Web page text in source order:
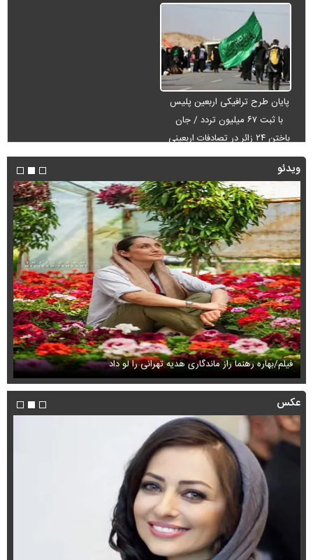
پایان طرح ترافیکی اربعین پلیس
با ثبت ۶۷ میلیون تردد / جان
باختن ۲۴ زائر در تصادفات اربعینی
ویدئو
فیلم/بهاره رهنما راز ماندگاری هدیه تهرانی را لو داد
عکس